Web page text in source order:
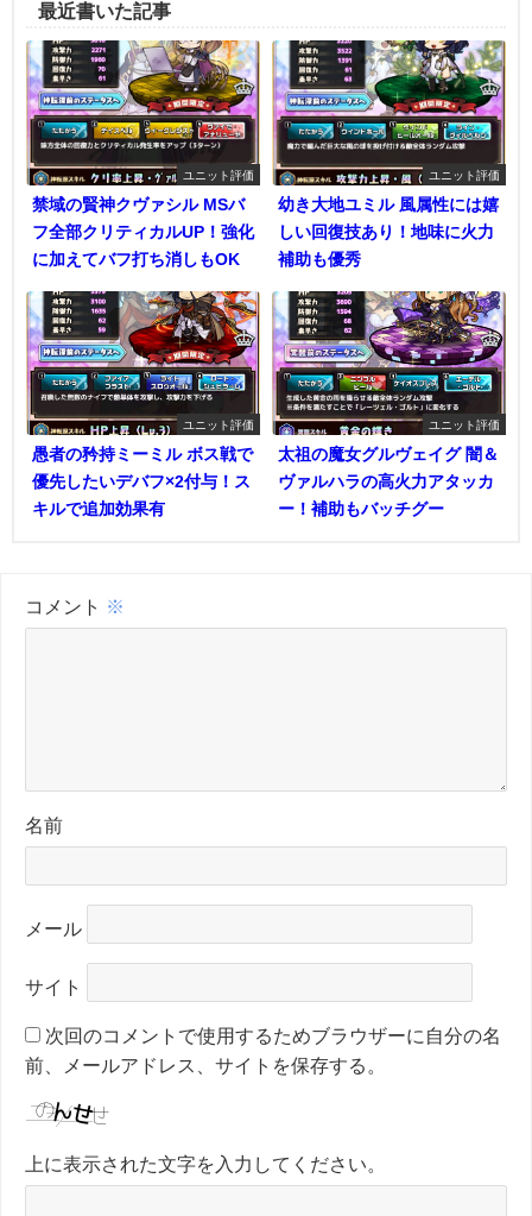
最近書いた記事
ユニット評価
禁域の賢神クヴァシル MSバ
フ全部クリティカルUP！強化
に加えてバフ打ち消しもOK
ユニット評価
幼き大地ユミル 風属性には嬉
しい回復技あり！地味に火力
補助も優秀
ユニット評価
愚者の矜持ミーミル ボス戦で
優先したいデバフ×2付与！ス
キルで追加効果有
ユニット評価
太祖の魔女グルヴェイグ 闇＆
ヴァルハラの高火力アタッカ
ー！補助もバッチグー
コメント ※
名前
メール
サイト
次回のコメントで使用するためブラウザーに自分の名
前、メールアドレス、サイトを保存する。
上に表示された文字を入力してください。